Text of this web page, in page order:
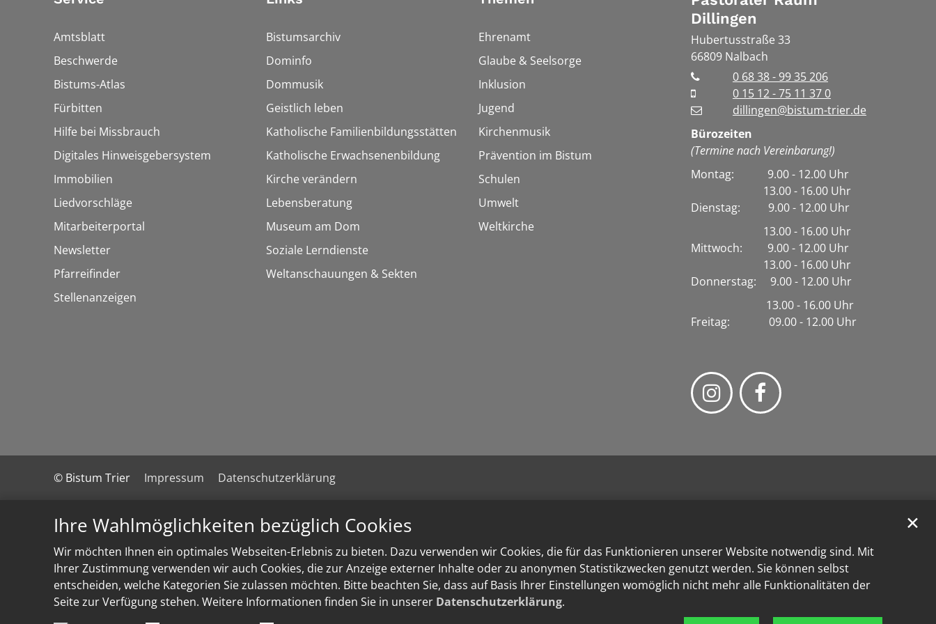
Ihre Wahlmöglichkeiten bezüglich Cookies
Wir möchten Ihnen ein optimales Webseiten-Erlebnis zu bieten. Dazu verwenden wir Cookies, die für das Funktionieren unserer Website notwendig sind. Mit
Ihrer Zustimmung verwenden wir auch Cookies, die zur Anzeige externer Inhalte oder zu anonymen Statistikzwecken genutzt werden. Sie können selbst
entscheiden, welche Kategorien Sie zulassen möchten. Bitte beachten Sie, dass auf Basis Ihrer Einstellungen womöglich nicht mehr alle Funktionalitäten der
Seite zur Verfügung stehen. Weitere Informationen finden Sie in unserer Datenschutzerklärung.
✕
Amtsblatt
Beschwerde
Bistums-Atlas
Fürbitten
Hilfe bei Missbrauch
Digitales Hinweisgebersystem
Immobilien
Liedvorschläge
Mitarbeiterportal
Newsletter
Pfarreifinder
Stellenanzeigen
Bistumsarchiv
Dominfo
Dommusik
Geistlich leben
Katholische Familienbildungsstätten
Katholische Erwachsenenbildung
Kirche verändern
Lebensberatung
Museum am Dom
Soziale Lerndienste
Weltanschauungen & Sekten
Ehrenamt
Glaube & Seelsorge
Inklusion
Jugend
Kirchenmusik
Prävention im Bistum
Schulen
Umwelt
Weltkirche
Dillingen
Hubertusstraße 33
66809 Nalbach
0 68 38 - 99 35 206
0 15 12 - 75 11 37 0
dillingen@bistum-trier.de
Bürozeiten
(Termine nach Vereinbarung!)
Montag: 9.00 - 12.00 Uhr
13.00 - 16.00 Uhr
Dienstag:
9.00 - 12.00 Uhr
13.00 - 16.00 Uhr
Mittwoch: 9.00 - 12.00 Uhr
13.00 - 16.00 Uhr
Donnerstag: 9.00 - 12.00 Uhr
13.00 - 16.00 Uhr
Freitag: 09.00 - 12.00 Uhr
© Bistum Trier Impressum Datenschutzerklärung